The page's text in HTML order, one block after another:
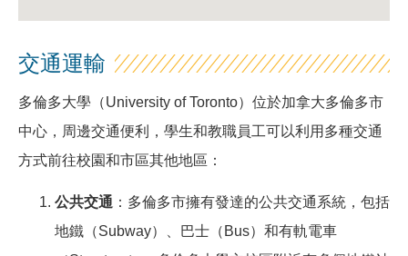
交通運輸
多倫多大學（University of Toronto）位於加拿大多倫多市
中心，周邊交通便利，學生和教職員工可以利用多種交通
方式前往校園和市區其他地區：
公共交通 ：多倫多市擁有發達的公共交通系統，包括
地鐵（Subway）、巴士（Bus）和有軌電車